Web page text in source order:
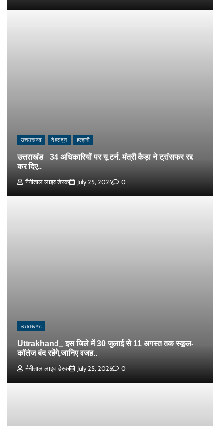
उत्तराखण्ड देहरादून हल्द्वानी
उत्तराखंड _34 अधिकारियों पर यू टर्न, मंत्री कैड़ा ने ट्रांसफर रद्द
कर दिए..
नैनीताल लाइव डेस्क July 25, 2026 0
उत्तराखण्ड
Uttrakhand_ इस जिले में 30 जुलाई से 11 अगस्त तक स्कूल-
कॉलेज बंद रहेंगे,जानिए वजह..
नैनीताल लाइव डेस्क July 25, 2026 0